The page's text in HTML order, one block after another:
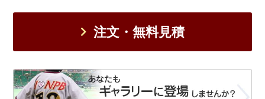
注文・無料見積